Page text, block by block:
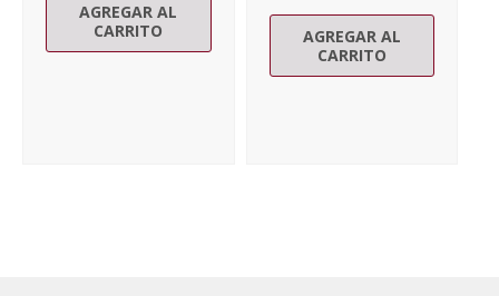
AGREGAR AL
CARRITO
AGREGAR AL
CARRITO